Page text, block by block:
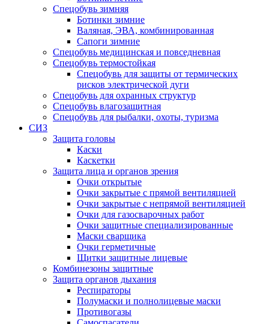
Спецобувь зимняя
Ботинки зимние
Валяная, ЭВА, комбинированная
Сапоги зимние
Спецобувь медицинская и повседневная
Спецобувь термостойкая
Спецобувь для защиты от термических
рисков электрической дуги
Спецобувь для охранных структур
Спецобувь влагозащитная
Спецобувь для рыбалки, охоты, туризма
СИЗ
Защита головы
Каски
Каскетки
Защита лица и органов зрения
Очки открытые
Очки закрытые с прямой вентиляцией
Очки закрытые с непрямой вентиляцией
Очки для газосварочных работ
Очки защитные специализированные
Маски сварщика
Очки герметичные
Щитки защитные лицевые
Комбинезоны защитные
Защита органов дыхания
Респираторы
Полумаски и полнолицевые маски
Противогазы